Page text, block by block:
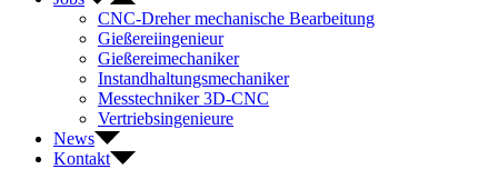
CNC-Dreher mechanische Bearbeitung
Gießereiingenieur
Gießereimechaniker
Instandhaltungsmechaniker
Messtechniker 3D-CNC
Vertriebsingenieure
News
Kontakt